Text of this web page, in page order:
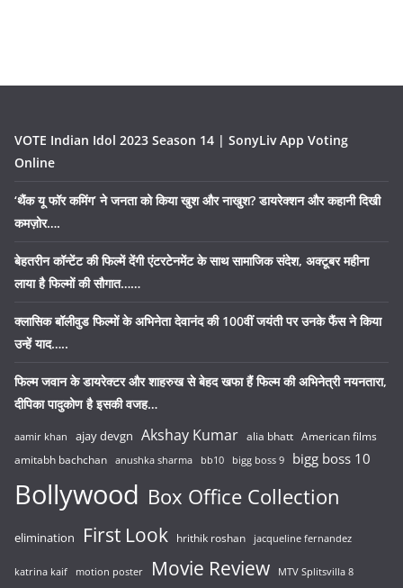
VOTE Indian Idol 2023 Season 14 | SonyLiv App Voting
Online
‘थैंक यू फॉर कमिंग’ ने जनता को किया खुश और नाखुश? डायरेक्शन और कहानी दिखी
कमज़ोर….
बेहतरीन कॉन्टेंट की फिल्में देंगी एंटरटेनमेंट के साथ सामाजिक संदेश, अक्टूबर महीना
लाया है फिल्मों की सौगात……
क्लासिक बॉलीवुड फिल्मों के अभिनेता देवानंद की 100वीं जयंती पर उनके फैंस ने किया
उन्हें याद…..
फिल्म जवान के डायरेक्टर और शाहरुख से बेहद खफा हैं फिल्म की अभिनेत्री नयनतारा,
दीपिका पादुकोण है इसकी वजह…
aamir khan ajay devgn Akshay Kumar alia bhatt American films
amitabh bachchan anushka sharma bb10 bigg boss 9 bigg boss 10
Bollywood Box Office Collection
elimination First Look hrithik roshan jacqueline fernandez
katrina kaif motion poster Movie Review MTV Splitsvilla 8